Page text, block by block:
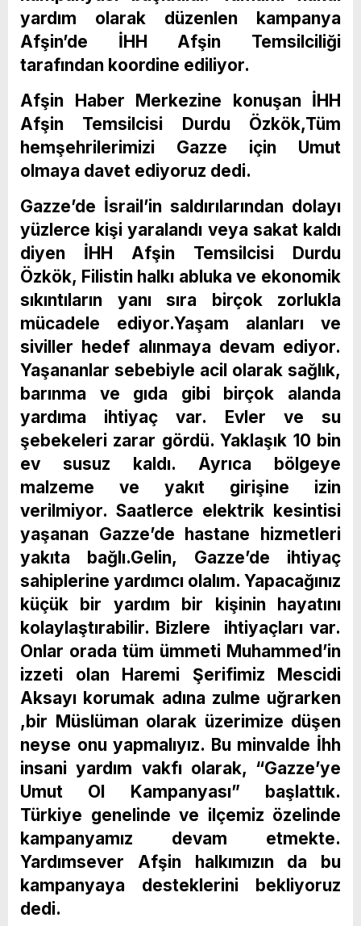
yardım olarak düzenlen kampanya
Afşin’de İHH Afşin Temsilciliği
tarafından koordine ediliyor.
Afşin Haber Merkezine konuşan İHH
Afşin Temsilcisi Durdu Özkök,Tüm
hemşehrilerimizi Gazze için Umut
olmaya davet ediyoruz dedi.
Gazze’de İsrail’in saldırılarından dolayı
yüzlerce kişi yaralandı veya sakat kaldı
diyen İHH Afşin Temsilcisi Durdu
Özkök, Filistin halkı abluka ve ekonomik
sıkıntıların yanı sıra birçok zorlukla
mücadele ediyor.Yaşam alanları ve
siviller hedef alınmaya devam ediyor.
Yaşananlar sebebiyle acil olarak sağlık,
barınma ve gıda gibi birçok alanda
yardıma ihtiyaç var. Evler ve su
şebekeleri zarar gördü. Yaklaşık 10 bin
ev susuz kaldı. Ayrıca bölgeye
malzeme ve yakıt girişine izin
verilmiyor. Saatlerce elektrik kesintisi
yaşanan Gazze’de hastane hizmetleri
yakıta bağlı.Gelin, Gazze’de ihtiyaç
sahiplerine yardımcı olalım. Yapacağınız
küçük bir yardım bir kişinin hayatını
kolaylaştırabilir. Bizlere ihtiyaçları var.
Onlar orada tüm ümmeti Muhammed’in
izzeti olan Haremi Şerifimiz Mescidi
Aksayı korumak adına zulme uğrarken
,bir Müslüman olarak üzerimize düşen
neyse onu yapmalıyız. Bu minvalde İhh
insani yardım vakfı olarak, “Gazze’ye
Umut Ol Kampanyası” başlattık.
Türkiye genelinde ve ilçemiz özelinde
kampanyamız devam etmekte.
Yardımsever Afşin halkımızın da bu
kampanyaya desteklerini bekliyoruz
dedi.